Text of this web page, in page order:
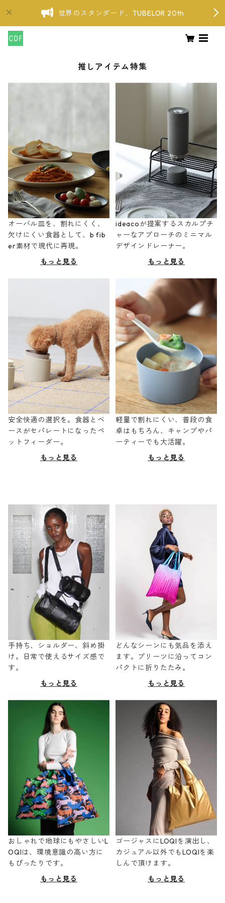
世界のスタンダード、TUBELOR 20th
推しアイテム特集
オーバル皿を、割れにくく、
欠けにくい食器として、b fib
er素材で現代に再現。
もっと見る
ideacoが提案するスカルプチ
ャーなアプローチのミニマル
デザインドレーナー。
もっと見る
安全快適の選択を。食器とベ
ースがセパレートになったペ
ットフィーダー。
もっと見る
軽量で割れにくい、普段の食
卓はもちろん、キャンプやパ
ーティーでも大活躍。
もっと見る
手持ち、ショルダー、斜め掛
け。日常で使えるサイズ感で
す。
もっと見る
どんなシーンにも気品を添え
ます。プリーツに沿ってコン
パクトに折りたたみ。
もっと見る
おしゃれで地球にもやさしいL
OQIは、環境意識の高い方に
もぴったりです。
もっと見る
ゴージャスにLOQIを演出し、
カジュアル以外でもLOQIを楽
しんで頂けます。
もっと見る